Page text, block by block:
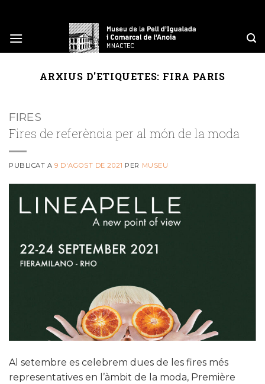
content
ARXIUS D'ETIQUETES: FIRA PARIS
FIRES
Fires de referència per al món de la moda
PUBLICAT A9 D'AGOST DE 2021 PER MUSEU
Al setembre es celebrem dues de les fires més
representatives en l’àmbit de la moda, Première